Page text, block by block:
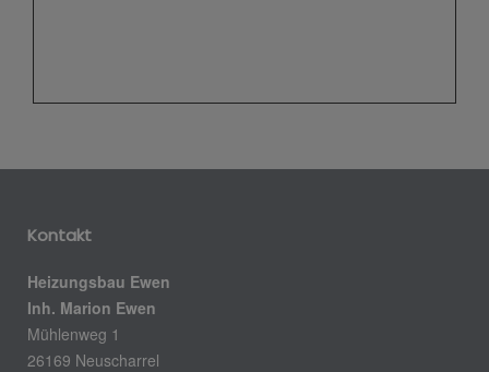
Kontakt
Heizungsbau Ewen
Inh. Marion Ewen
Mühlenweg 1
26169 Neuscharrel